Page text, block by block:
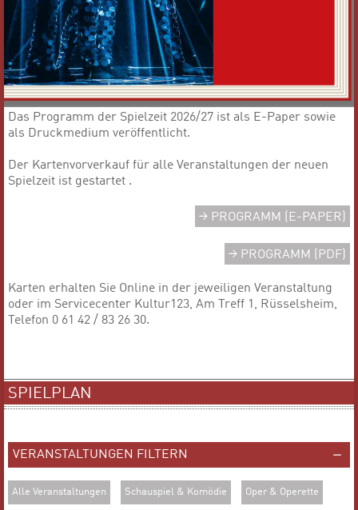
Das Programm der Spielzeit 2026/27 ist als E-Paper sowie
als Druckmedium veröffentlicht.
Der Kartenvorverkauf für alle Veranstaltungen der neuen
Spielzeit ist gestartet .
PROGRAMM (E-PAPER)
PROGRAMM (PDF)
Karten erhalten Sie Online in der jeweiligen Veranstaltung
oder im Servicecenter Kultur123, Am Treff 1, Rüsselsheim,
Telefon 0 61 42 / 83 26 30.
SPIELPLAN
VERANSTALTUNGEN FILTERN
Alle Veranstaltungen Schauspiel & Komödie Oper & Operette